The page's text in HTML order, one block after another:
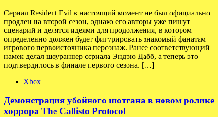
Сериал Resident Evil в настоящий момент не был официально
продлен на второй сезон, однако его авторы уже пишут
сценарий и делятся идеями для продолжения, в котором
определенно должен будет фигурировать знакомый фанатам
игрового первоисточника персонаж. Ранее соответствующий
намек делал шоураннер сериала Эндрю Дабб, а теперь это
подтвердилось в финале первого сезона. […]
Xbox
Демонстрация убойного шотгана в новом ролике
хоррора The Callisto Protocol